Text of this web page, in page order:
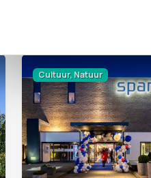
Cultuur, Natuur